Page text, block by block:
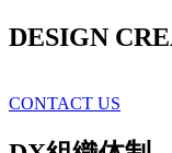
DESIGN
CONTACT US